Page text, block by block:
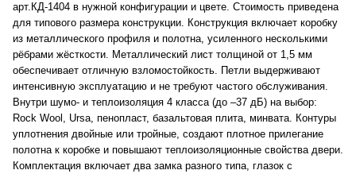
арт.КД-1404 в нужной конфигурации и цвете. Стоимость приведена
для типового размера конструкции. Конструкция включает коробку
из металлического профиля и полотна, усиленного несколькими
рёбрами жёсткости. Металлический лист толщиной от 1,5 мм
обеспечивает отличную взломостойкость. Петли выдерживают
интенсивную эксплуатацию и не требуют частого обслуживания.
Внутри шумо- и теплоизоляция 4 класса (до –37 дБ) на выбор:
Rock Wool, Ursa, пенопласт, базальтовая плита, минвата. Контуры
уплотнения двойные или тройные, создают плотное прилегание
полотна к коробке и повышают теплоизоляционные свойства двери.
Комплектация включает два замка разного типа, глазок с